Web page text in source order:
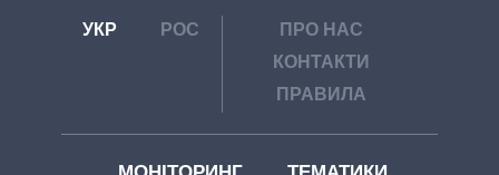
УКР РОС
ПРО НАС
КОНТАКТИ
ПРАВИЛА